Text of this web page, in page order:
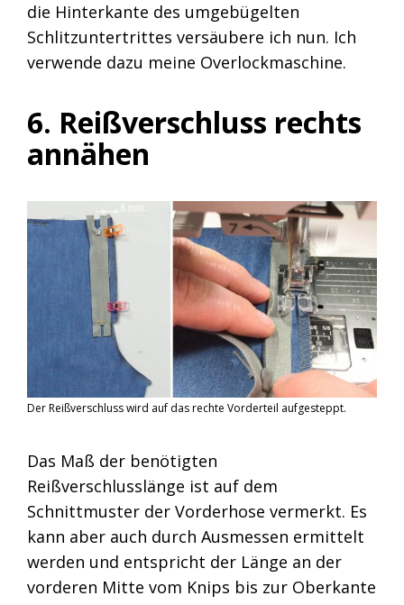
die Hinterkante des umgebügelten
Schlitzuntertrittes versäubere ich nun. Ich
verwende dazu meine Overlockmaschine.
6. Reißverschluss rechts
annähen
Der Reißverschluss wird auf das rechte Vorderteil aufgesteppt.
Das Maß der benötigten
Reißverschlusslänge ist auf dem
Schnittmuster der Vorderhose vermerkt. Es
kann aber auch durch Ausmessen ermittelt
werden und entspricht der Länge an der
vorderen Mitte vom Knips bis zur Oberkante